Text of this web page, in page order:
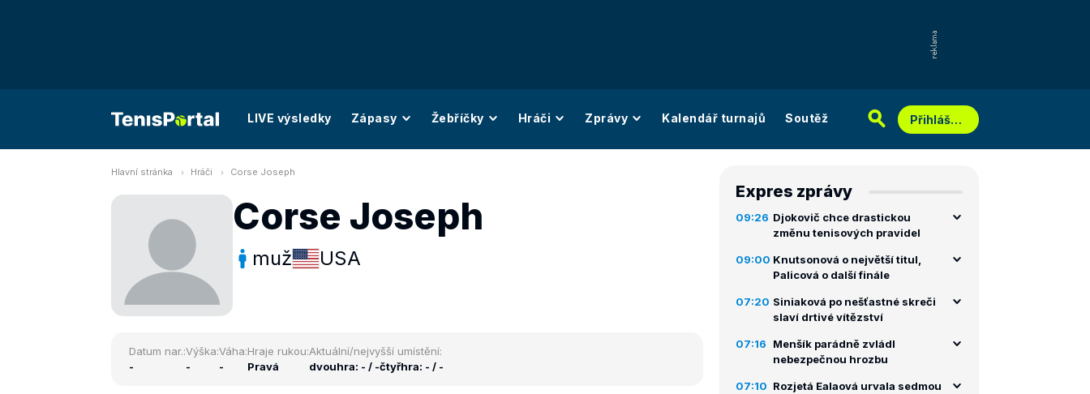
LIVE výsledky Zápasy Žebříčky Hráči Zprávy Kalendář turnajů Soutěž Přihlášení
Hlavní stránka Hráči Corse Joseph
Corse Joseph
muž USA
Datum nar.:
-
Výška:
-
Váha:
-
Hraje rukou:
Pravá
Aktuální/nejvyšší umístění:
dvouhra: - / -čtyřhra: - / -
Expres zprávy
09:26 Djokovič chce drastickou
změnu tenisových pravidel
09:00 Knutsonová o největší titul,
Palicová o další finále
07:20 Siniaková po nešťastné skreči
slaví drtivé vítězství
07:16
Menšík parádně zvládl
nebezpečnou hrozbu
07:10 Rozjetá Ealaová urvala sedmou